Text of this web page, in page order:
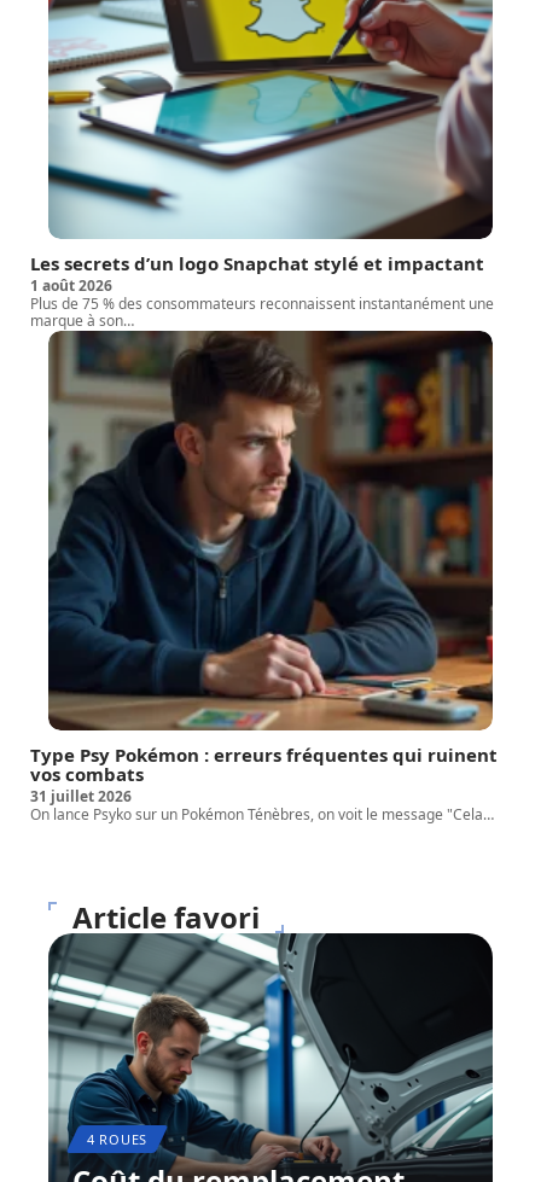
Les secrets d’un logo Snapchat stylé et impactant
1 août 2026
Plus de 75 % des consommateurs reconnaissent instantanément une
marque à son…
Type Psy Pokémon : erreurs fréquentes qui ruinent
vos combats
31 juillet 2026
On lance Psyko sur un Pokémon Ténèbres, on voit le message "Cela…
Article favori
4 ROUES